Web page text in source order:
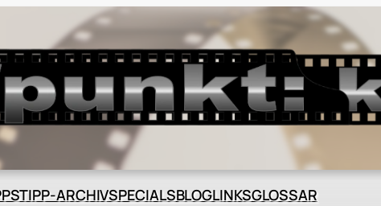
TIPP-ARCHIVSPECIALSBLOGLINKSGLOSSAR